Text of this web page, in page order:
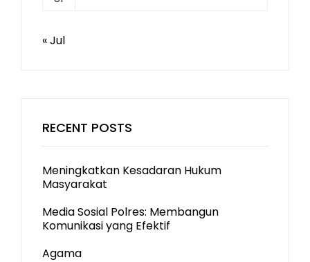
« Jul
RECENT POSTS
Meningkatkan Kesadaran Hukum
Masyarakat
Media Sosial Polres: Membangun
Komunikasi yang Efektif
Agama